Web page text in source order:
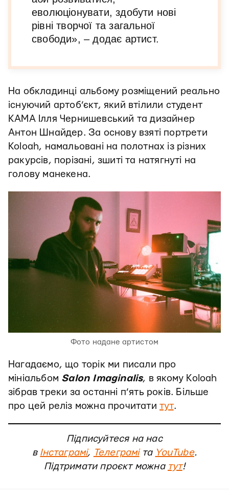
еволюціонувати, здобути нові
рівні творчої та загальної
свободи», – додає артист.
На обкладинці альбому розміщений реально
існуючий артоб’єкт, який втілили студент
KAMA Ілля Чернишевський та дизайнер
Антон Шнайдер. За основу взяті портрети
Koloah, намальовані на полотнах із різних
ракурсів, порізані, зшиті та натягнуті на
голову манекена.
Фото надане артистом
Нагадаємо, що торік ми писали про
мініальбом Salon Imaginalis, в якому Koloah
зібрав треки за останні п’ять років. Більше
про цей реліз можна прочитати тут.
Підписуйтеся на нас
в Інстаграмі, Телеграміта YouTube.
Підтримати проєкт можна тут!